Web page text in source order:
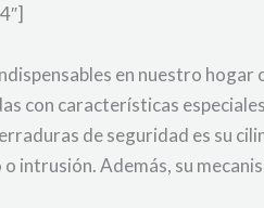
en nuestro
con características
de seguridad es su
intrusión. Además, su